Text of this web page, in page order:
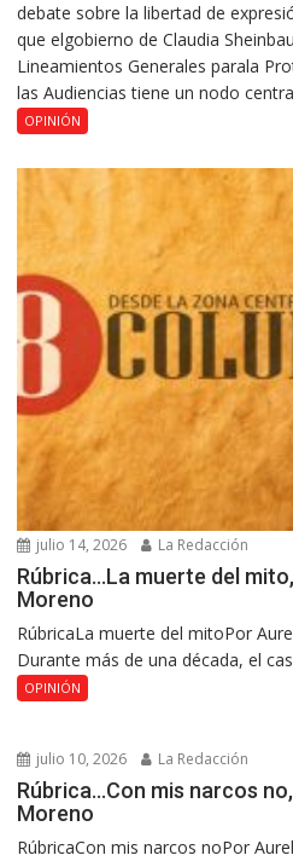
debate sobre la libertad de
que elgobierno de Claudia
Lineamientos Generales parala
las Audiencias tiene un nodo
OPINIÓN
julio 14, 2026 La Redacción
Rúbrica…La muerte del
Moreno
RúbricaLa muerte del mitoPor
Durante más de una década, el
OPINIÓN
julio 10, 2026 La Redacción
Rúbrica…Con mis narcos
Moreno
RúbricaCon mis narcos noPor